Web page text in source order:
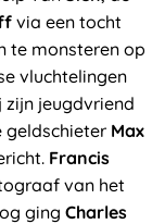
via een tocht
te monsteren op
vluchtelingen
zijn jeugdvriend
Max
Francis
van het
ging Charles